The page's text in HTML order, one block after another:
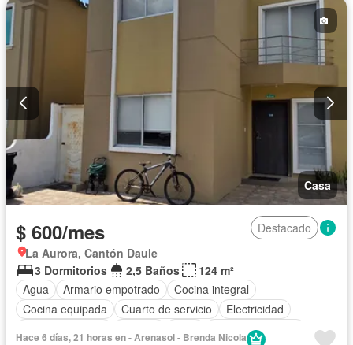
Casa
$ 600/mes
Destacado
La Aurora, Cantón Daule
3 Dormitorios
2,5 Baños
124 m²
Agua
Armario empotrado
Cocina integral
Cocina equipada
Cuarto de servicio
Electricidad
Vista panorámica
Hace 6 días, 21 horas en - Arenasol - Brenda Nicola